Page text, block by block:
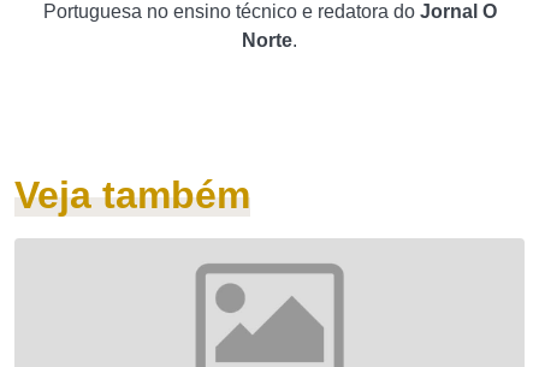
Portuguesa no ensino técnico e redatora do Jornal O
Norte.
Veja também